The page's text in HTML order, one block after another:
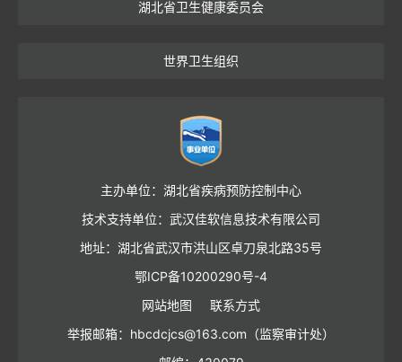
湖北省卫生健康委员会
世界卫生组织
主办单位：湖北省疾病预防控制中心
技术支持单位：武汉佳软信息技术有限公司
地址：湖北省武汉市洪山区卓刀泉北路35号
鄂ICP备10200290号-4
网站地图
联系方式
举报邮箱：hbcdcjcs@163.com（监察审计处）